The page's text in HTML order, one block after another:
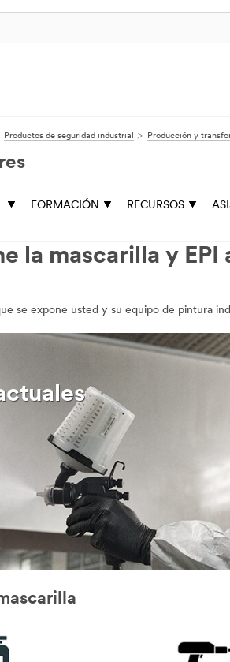
Productos de seguridad industrial Producción y
FORMACIÓN RECURSOS
la mascarilla y EPI
se expone usted y su equipo de pintura